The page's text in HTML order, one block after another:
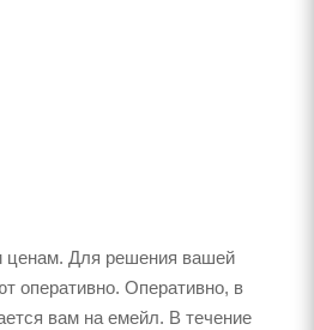
ценам. Для решения вашей
оперативно. Оперативно, в
вам на емейл. В течение